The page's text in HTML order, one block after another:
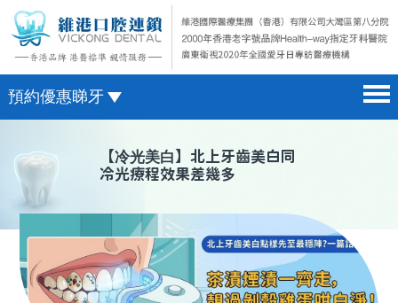
預約優惠睇牙
醫院簡介 hospital introduction
醫生介紹 doctor introduction
醫療新聞 medical news
種植牙 dental implant
微信預約
WhatsApp預約
【冷光美白】北上牙齒美白同
冷光療程效果差幾多